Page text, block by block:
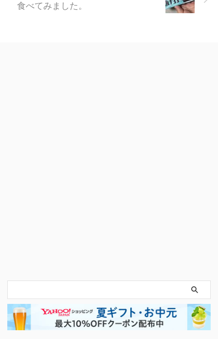
食べてみました。